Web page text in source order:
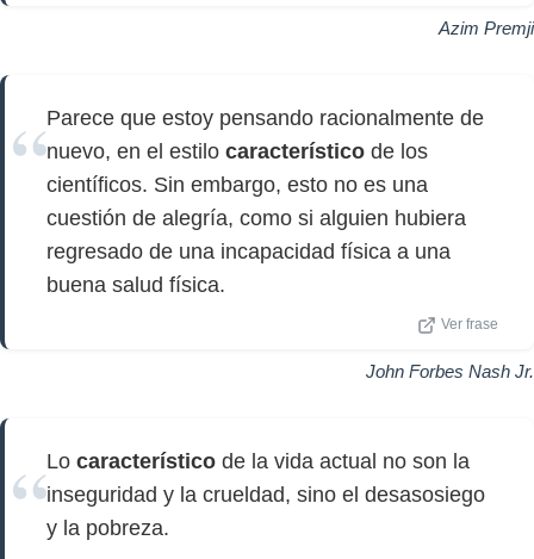
Azim Premji
Parece que estoy pensando racionalmente de
nuevo, en el estilo característico de los
científicos. Sin embargo, esto no es una
cuestión de alegría, como si alguien hubiera
regresado de una incapacidad física a una
buena salud física.
Ver frase
John Forbes Nash Jr.
Lo característico de la vida actual no son la
inseguridad y la crueldad, sino el desasosiego
y la pobreza.